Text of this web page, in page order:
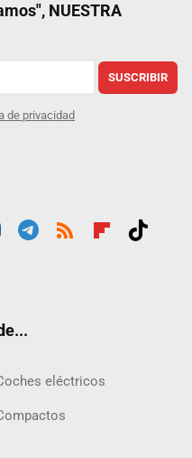
NUESTRA
SUSCRIBIR
de privacidad
eléctricos